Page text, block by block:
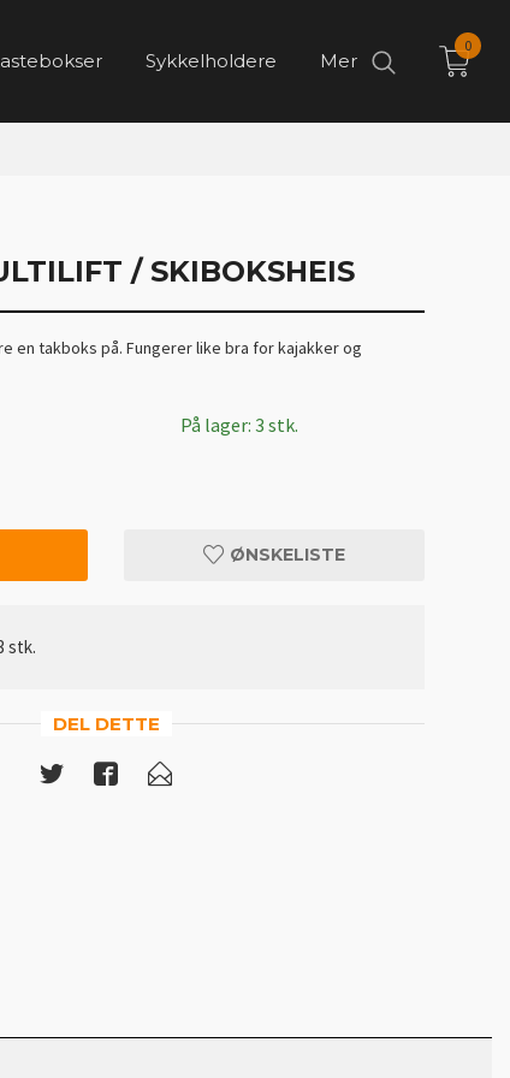
Sykkelholdere Mer
0
/ SKIBOKSHEIS
en takboks på. Fungerer like bra for kajakker og
På lager: 3 stk.
ØNSKELISTE
stk.
DEL DETTE